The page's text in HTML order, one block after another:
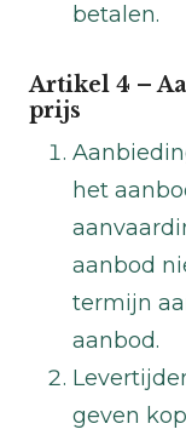
betalen.
Artikel 4 –
prijs
het
aanbod
termijn
aanbod.
geven